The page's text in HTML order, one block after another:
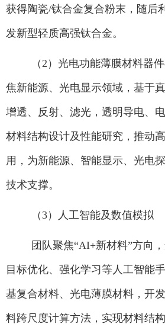
获得陶瓷/钛合金复合粉末，随后
发新型轻质高强钛合金。
（ 2 ）光电功能薄膜材料器
焦新能源、光电显示领域，基于
增透、反射、滤光，透明导电、
材料结构设计及性能研究，推动
用，为新能源、智能显示、光电
技术支撑。
（3）人工智能及数值模拟
团队聚焦“AI+新材料”方向
目标优化、强化学习等人工智能
基复合材料、光电薄膜材料，开
料跨尺度计算方法，实现材料结